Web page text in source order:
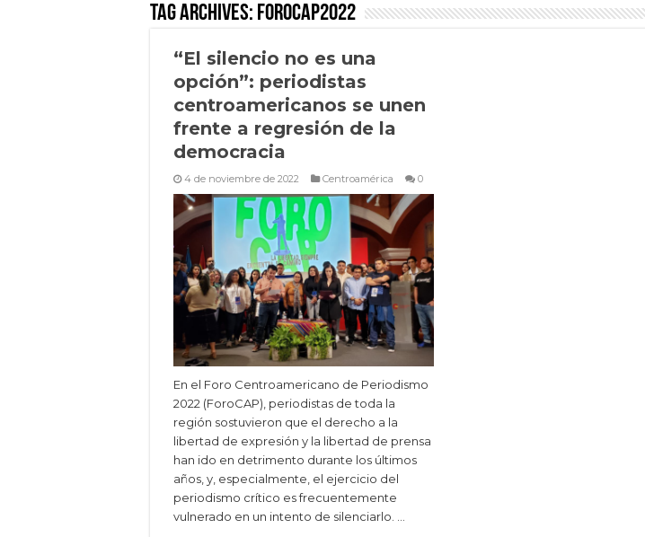
Tag Archives: ForoCAP2022
“El silencio no es una
opción”: periodistas
centroamericanos se unen
frente a regresión de la
democracia
4 de noviembre de 2022 Centroamérica 0
En el Foro Centroamericano de Periodismo
2022 (ForoCAP), periodistas de toda la
región sostuvieron que el derecho a la
libertad de expresión y la libertad de prensa
han ido en detrimento durante los últimos
años, y, especialmente, el ejercicio del
periodismo crítico es frecuentemente
vulnerado en un intento de silenciarlo. …